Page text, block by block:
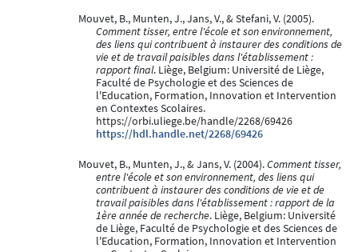
Mouvet, B., Munten, J., Jans, V., & Stefani, V. (2005).
Comment tisser, entre l'école et son environnement,
des liens qui contribuent à instaurer des conditions de
vie et de travail paisibles dans l'établissement :
rapport final. Liège, Belgium: Université de Liège,
Faculté de Psychologie et des Sciences de
l'Education, Formation, Innovation et Intervention
en Contextes Scolaires.
https://orbi.uliege.be/handle/2268/69426
https://hdl.handle.net/2268/69426
Mouvet, B., Munten, J., & Jans, V. (2004).Comment tisser,
entre l'école et son environnement, des liens qui
contribuent à instaurer des conditions de vie et de
travail paisibles dans l'établissement : rapport de la
1ère année de recherche. Liège, Belgium: Université
de Liège, Faculté de Psychologie et des Sciences de
l'Education, Formation, Innovation et Intervention